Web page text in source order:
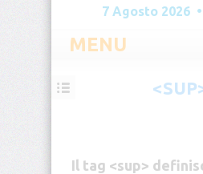
7 Agosto 2026
MENU
HTML
HTMLIl tag <sup>